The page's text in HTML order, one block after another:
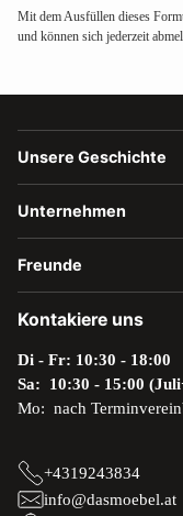
Mit dem Ausfüllen dieses
und können sich jederzeit
Unsere Geschichte
Unternehmen
Freunde
Kontakiere uns
Di - Fr: 10:30 - 18:00
Sa: 10:30 - 15:00
Mo: nach
+4319243834
info@dasmoebel.at